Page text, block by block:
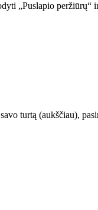
„Puslapio peržiūrų“
turtą (aukščiau),